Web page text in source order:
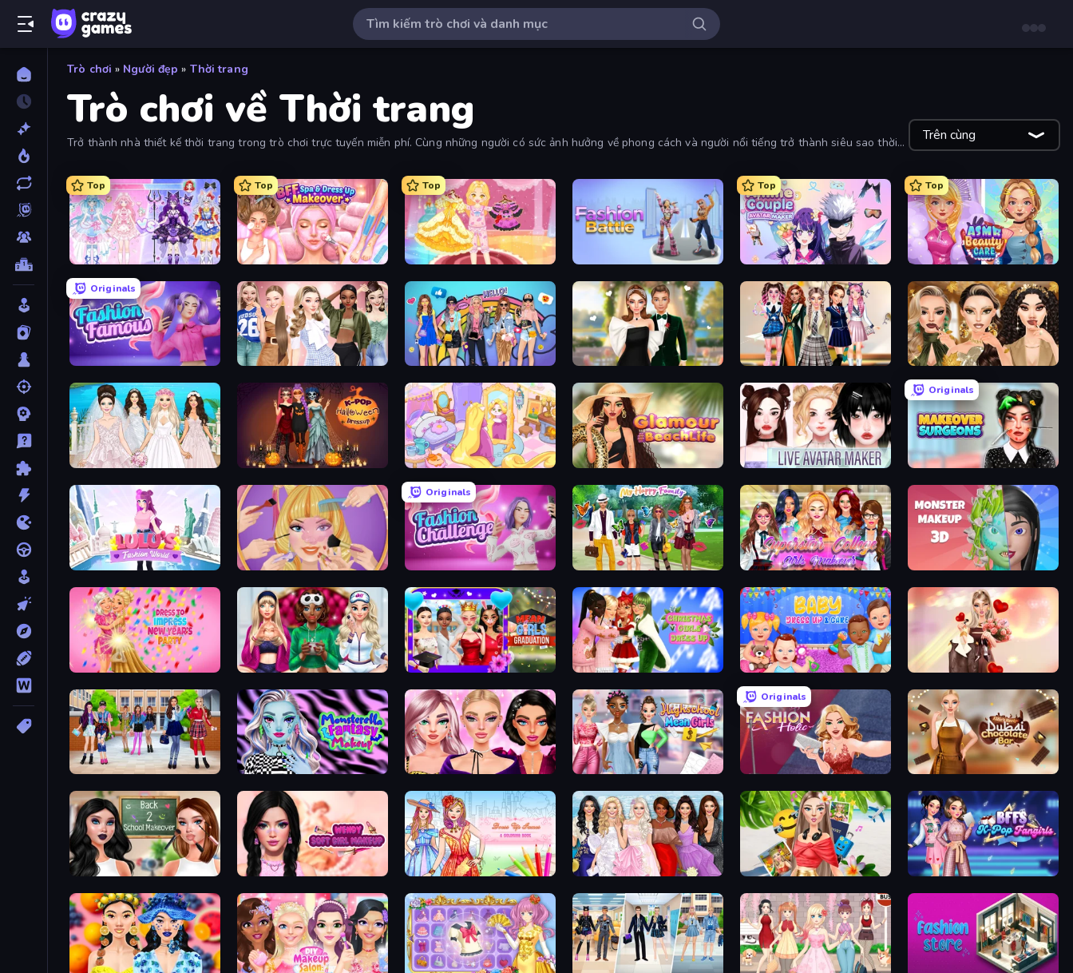
Trò chơi » Người đẹp » Thời trang
Trò chơi về Thời trang
Trở thành nhà thiết kế thời trang trong trò chơi trực tuyến miễn phí. Cùng những người có sức ảnh hưởng về phong cách và người nổi tiếng trở thành siêu sao thời
Trên cùng
Top
Idol Livestream: Fashion Game
Top
BFF Makeover - Spa & Dress Up
Top
Royal Glow Princess Makeover
Top
Anime Couple: Avatar Maker
Top
ASMR Beauty Care
Originals
Fashion Famous Fashion Week 2025 College Girls Team Makeover Valentine's Day Proposal Back To School: Uniforms Edition Autumn Glam Gala
Model Wedding K-Pop Halloween Dress Up Fairy Room - Decor Game Glamour Beach Life Live Avatar Maker: Girls
Originals
Makeover Surgeons
Lulu's Fashion World Extreme Makeover
Originals
Superstar Family Dress Up Superstar College Girls Makeover Monster Makeup 3D
Dress To Impress: New Year's Party BFFs Luxury Loungewear Mean Girls Graduation Day Christmas Girls Dress Up Baby Dress Up GRWM Date Night
High School BFFs: Girls Team Monsterella Fantasy Makeup New Year Makeup Trends Highschool Mean Girls 3
Originals
Fashion Holic Ellie's Recipe: Dubai Chocolate Bar
Back 2 School Makeover Wendy Soft Girl Makeup Dress Up Games & Coloring Book Model Dress Up Girl Travel with Me: ASMR Edition BFFs K-Pop Fangirls